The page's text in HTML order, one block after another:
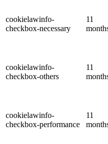
cookielawinfo-
checkbox-necessary
11
cookielawinfo-
checkbox-others
11
cookielawinfo-
checkbox-performance
11